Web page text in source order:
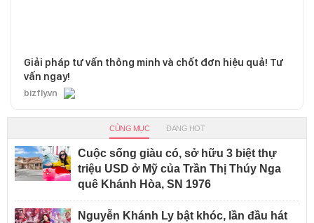
Giải pháp tư vấn thông minh và chốt đơn hiệu quả! Tư
vấn ngay!
bizfly.vn
CÙNG MỤC ĐANG HOT
Cuộc sống giàu có, sở hữu 3 biệt thự
triệu USD ở Mỹ của Trần Thị Thúy Nga
quê Khánh Hòa, SN 1976
Nguyễn Khánh Ly bật khóc, lần đầu hát